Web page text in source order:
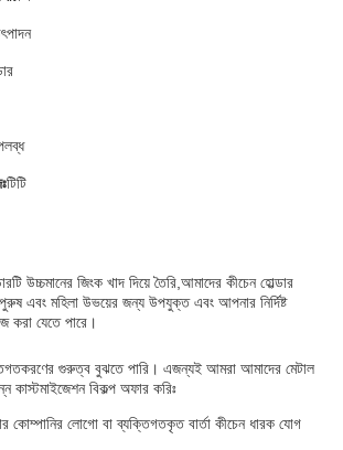
টিটি
উচ্চমানের জিংক খাদ দিয়ে তৈরি,আমাদের কীচেন হোল্ডার
পুরুষ এবং মহিলা উভয়ের জন্য উপযুক্ত এবং আপনার নির্দিষ্ট
করা যেতে পারে।
গুরুত্ব বুঝতে পারি। এজন্যই আমরা আমাদের মেটাল
কাস্টমাইজেশন বিকল্প অফার করিঃ
কোম্পানির লোগো বা ব্যক্তিগতকৃত বার্তা কীচেন ধারক যোগ